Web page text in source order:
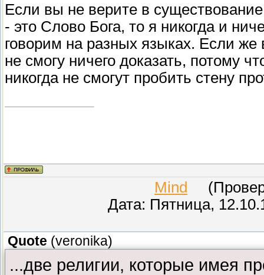
Если вы не верите в
- это Слово Бога, то я никогда и
говорим на разных языках. Если же
не смогу ничего доказать, потому
никогда не смогут пробить стену
Mind
Дата: Пятница,
Quote (veronika)
...две религии, которые имея